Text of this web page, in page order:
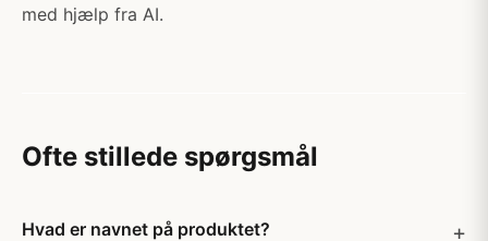
med hjælp fra AI.
Ofte stillede spørgsmål
Hvad er navnet på produktet?